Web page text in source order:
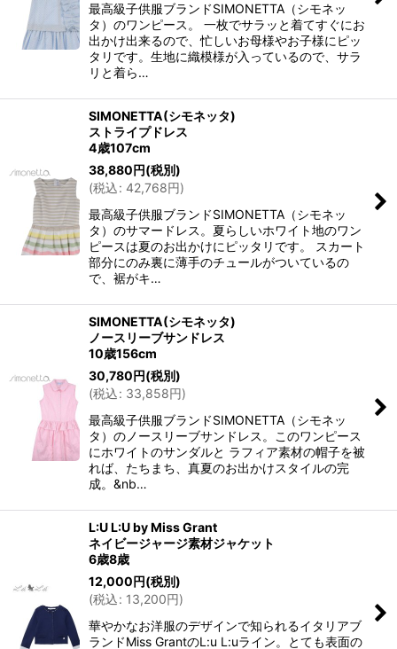
最高級子供服ブランドSIMONETTA（シモネッ
タ）のワンピース。 一枚でサラッと着てすぐにお
出かけ出来るので、忙しいお母様やお子様にピッ
タリです。生地に織模様が入っているので、サラ
リと着ら…
SIMONETTA(シモネッタ)
ストライプドレス
4歳107cm
38,880円(税別)
(税込: 42,768円)
最高級子供服ブランドSIMONETTA（シモネッ
タ）のサマードレス。夏らしいホワイト地のワン
ピースは夏のお出かけにピッタリです。 スカート
部分にのみ裏に薄手のチュールがついているの
で、裾がキ…
SIMONETTA(シモネッタ)
ノースリーブサンドレス
10歳156cm
30,780円(税別)
(税込: 33,858円)
最高級子供服ブランドSIMONETTA（シモネッ
タ）のノースリーブサンドレス。このワンピース
にホワイトのサンダルと ラフィア素材の帽子を被
れば、たちまち、真夏のお出かけスタイルの完
成。&nb…
L:U L:U by Miss Grant
ネイビージャージ素材ジャケット
6歳8歳
12,000円(税別)
(税込: 13,200円)
華やかなお洋服のデザインで知られるイタリアブ
ランドMiss GrantのL:u L:uライン。とても表面の